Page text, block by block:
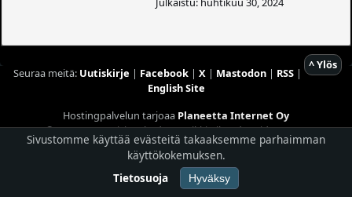
^ Ylös
Seuraa meitä: Uutiskirje | Facebook| X | Mastodon| RSS|
English Site
Hostingpalvelun tarjoaa Planeetta Internet Oy
© 1996 - 2026 Risingshadow. Kaikki oikeudet pidätetään.
Sivustomme käyttää evästeitä takaaksemme parhaimman
käyttökokemuksen.
Tietosuoja
Hyväksy